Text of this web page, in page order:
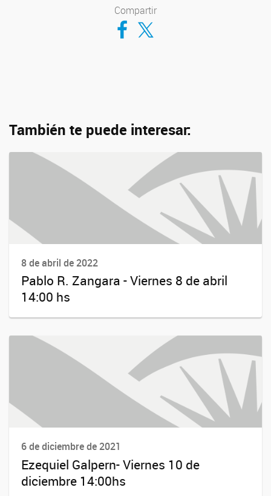
Compartir
Compartir en Facebook
Compartir en Twitter
También te puede interesar:
8 de abril de 2022
Pablo R. Zangara - Viernes 8 de abril
14:00 hs
6 de diciembre de 2021
Ezequiel Galpern- Viernes 10 de
diciembre 14:00hs